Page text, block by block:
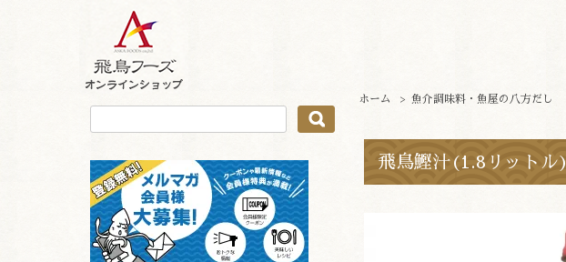
ホーム > 魚介調味料・魚屋の八方だし
飛鳥鰹汁(1.8リットル)